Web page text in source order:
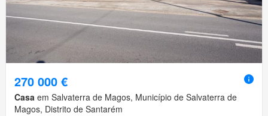
270 000 €
Casa em Salvaterra de Magos, Município de Salvaterra de
Magos, Distrito de Santarém